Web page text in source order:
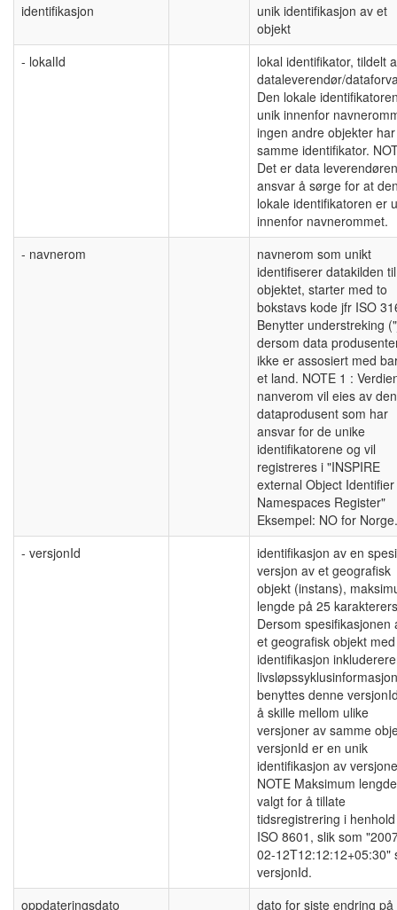
identifikasjon
unik identifikasjon av et
objekt
- lokalId
lokal identifikator, tildelt
dataleverendør/
Den lokale
unik innenfor
ingen andre objekter har
samme identifikator.
Det er data
ansvar å sørge for at
lokale identifikatoren er
innenfor navnerommet.
- navnerom
navnerom som unikt
identifiserer datakilden til
objektet, starter med to
bokstavs kode jfr ISO
Benytter understreking
dersom data
ikke er assosiert med
et land. NOTE 1 :
nanverom vil eies av den
dataprodusent som har
ansvar for de unike
identifikatorene og vil
registreres i "INSPIRE
external Object Identifier
Namespaces Register"
Eksempel: NO for Norge.
- versjonId
identifikasjon av en
versjon av et geografisk
objekt (instans),
lengde på 25
Dersom spesifikasjonen
et geografisk objekt
identifikasjon
benyttes denne
å skille mellom ulike
versjoner av samme
versjonId er en unik
identifikasjon av
NOTE Maksimum
valgt for å tillate
tidsregistrering i
ISO 8601, slik som
02-12T12:12:12+05:30"
versjonId.
oppdateringsdato
dato for siste endring på